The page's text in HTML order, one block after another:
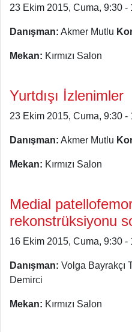
23 Ekim 2015, Cuma, 9:30 -
Danışman: Akmer Mutlu
Mekan: Kırmızı Salon
Yurtdışı İzlenimler
23 Ekim 2015, Cuma, 9:30 -
Danışman: Akmer Mutlu
Mekan: Kırmızı Salon
Medial
rekonstrüksiyonu
16 Ekim 2015, Cuma, 9:30 -
Danışman: Volga Bayrakçı
Demirci
Mekan: Kırmızı Salon